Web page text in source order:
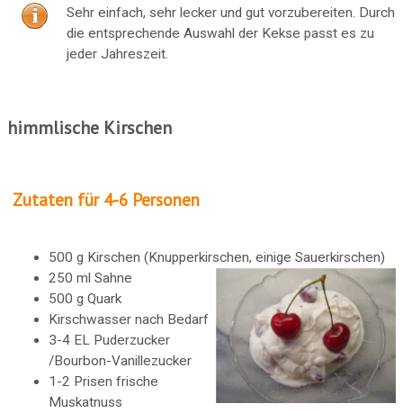
Sehr einfach, sehr lecker und gut vorzubereiten. Durch
die entsprechende Auswahl der Kekse passt es zu
jeder Jahreszeit.
himmlische Kirschen
Zutaten für 4-6 Personen
500 g Kirschen (Knupperkirschen, einige Sauerkirschen)
250 ml Sahne
500 g Quark
Kirschwasser nach Bedarf
3-4 EL Puderzucker
/Bourbon-Vanillezucker
1-2 Prisen frische
Muskatnuss